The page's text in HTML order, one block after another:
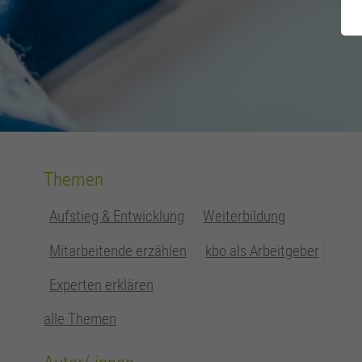
Themen
Aufstieg & Entwicklung
Weiterbildung
Mitarbeitende erzählen
kbo als Arbeitgeber
Experten erklären
alle Themen